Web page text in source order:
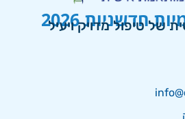
חדשניות 2026
של טיפול מדויק ויעיל